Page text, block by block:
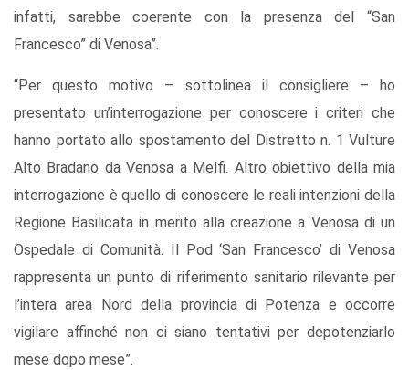
infatti, sarebbe coerente con la presenza del “San
Francesco” di Venosa”.
“Per questo motivo – sottolinea il consigliere – ho
presentato un’interrogazione per conoscere i criteri che
hanno portato allo spostamento del Distretto n. 1 Vulture
Alto Bradano da Venosa a Melfi. Altro obiettivo della mia
interrogazione è quello di conoscere le reali intenzioni della
Regione Basilicata in merito alla creazione a Venosa di un
Ospedale di Comunità. Il Pod ‘San Francesco’ di Venosa
rappresenta un punto di riferimento sanitario rilevante per
l’intera area Nord della provincia di Potenza e occorre
vigilare affinché non ci siano tentativi per depotenziarlo
mese dopo mese”.